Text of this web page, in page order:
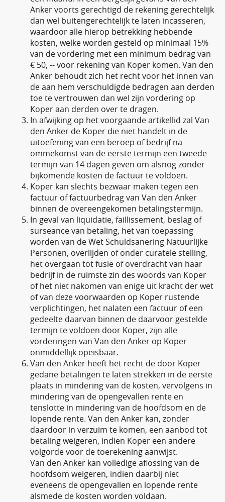
Anker voorts gerechtigd de rekening gerechtelijk
dan wel buitengerechtelijk te laten incasseren,
waardoor alle hierop betrekking hebbende
kosten, welke worden gesteld op minimaal 15%
van de vordering met een minimum bedrag van
€ 50, -- voor rekening van Koper komen. Van den
Anker behoudt zich het recht voor het innen van
de aan hem verschuldigde bedragen aan derden
toe te vertrouwen dan wel zijn vordering op
Koper aan derden over te dragen.
In afwijking op het voorgaande artikellid zal Van
den Anker de Koper die niet handelt in de
uitoefening van een beroep of bedrijf na
ommekomst van de eerste termijn een tweede
termijn van 14 dagen geven om alsnog zonder
bijkomende kosten de factuur te voldoen.
Koper kan slechts bezwaar maken tegen een
factuur of factuurbedrag van Van den Anker
binnen de overeengekomen betalingstermijn.
In geval van liquidatie, faillissement, beslag of
surseance van betaling, het van toepassing
worden van de Wet Schuldsanering Natuurlijke
Personen, overlijden of onder curatele stelling,
het overgaan tot fusie of overdracht van haar
bedrijf in de ruimste zin des woords van Koper
of het niet nakomen van enige uit kracht der wet
of van deze voorwaarden op Koper rustende
verplichtingen, het nalaten een factuur of een
gedeelte daarvan binnen de daarvoor gestelde
termijn te voldoen door Koper, zijn alle
vorderingen van Van den Anker op Koper
onmiddellijk opeisbaar.
Van den Anker heeft het recht de door Koper
gedane betalingen te laten strekken in de eerste
plaats in mindering van de kosten, vervolgens in
mindering van de opengevallen rente en
tenslotte in mindering van de hoofdsom en de
lopende rente. Van den Anker kan, zonder
daardoor in verzuim te komen, een aanbod tot
betaling weigeren, indien Koper een andere
volgorde voor de toerekening aanwijst.
Van den Anker kan volledige aflossing van de
hoofdsom weigeren, indien daarbij niet
eveneens de opengevallen en lopende rente
alsmede de kosten worden voldaan.